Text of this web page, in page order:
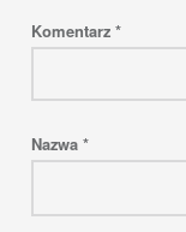
Komentarz *
Nazwa *